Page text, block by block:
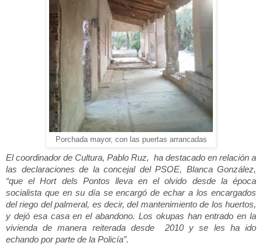
Porchada mayor, con las puertas arrancadas
El coordinador de Cultura, Pablo Ruz, ha destacado en relación a
las declaraciones de la concejal del PSOE, Blanca González,
“que el Hort dels Pontos lleva en el olvido desde la época
socialista que en su día se encargó de echar a los encargados
del riego del palmeral, es decir, del mantenimiento de los huertos,
y dejó esa casa en el abandono. Los okupas han entrado en la
vivienda de manera reiterada desde 2010 y se les ha ido
echando por parte de la Policía”.